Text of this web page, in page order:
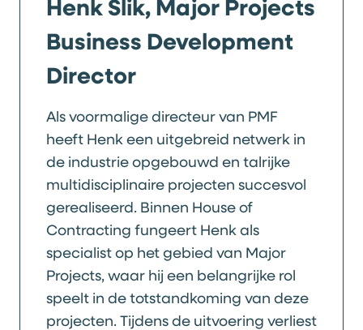
Henk Slik, Major Projects
Business Development
Director
Als voormalige directeur van PMF
heeft Henk een uitgebreid netwerk in
de industrie opgebouwd en talrijke
multidisciplinaire projecten succesvol
gerealiseerd. Binnen House of
Contracting fungeert Henk als
specialist op het gebied van Major
Projects, waar hij een belangrijke rol
speelt in de totstandkoming van deze
projecten. Tijdens de uitvoering verliest